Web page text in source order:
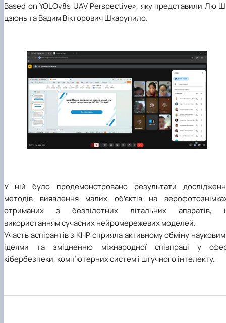
Based on YOLOv8s UAV Perspective», яку представили Лю
цзюнь та Вадим Вікторович Шкарупило.
У ній було продемонстровано результати
методів виявлення малих об’єктів на
отриманих з безпілотних літальних апаратів,
використанням сучасних нейромережевих моделей.
Участь аспірантів з КНР сприяла активному обміну
ідеями та зміцненню міжнародної співпраці у
кібербезпеки, комп’ютерних систем і штучного інтелекту.